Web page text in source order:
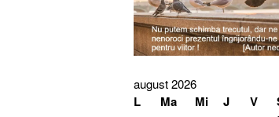
august 2026
L Ma Mi J V